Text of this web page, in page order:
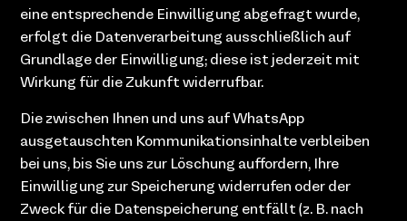
eine entsprechende Einwilligung abgefragt wurde,
erfolgt die Datenverarbeitung ausschließlich auf
Grundlage der Einwilligung; diese ist jederzeit mit
Wirkung für die Zukunft widerrufbar.
Die zwischen Ihnen und uns auf WhatsApp
ausgetauschten Kommunikationsinhalte verbleiben
bei uns, bis Sie uns zur Löschung auffordern, Ihre
Einwilligung zur Speicherung widerrufen oder der
Zweck für die Datenspeicherung entfällt (z. B. nach